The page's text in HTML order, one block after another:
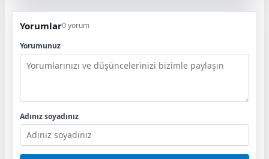
Yorumlar0 yorum
Yorumunuz
Adınız soyadınız